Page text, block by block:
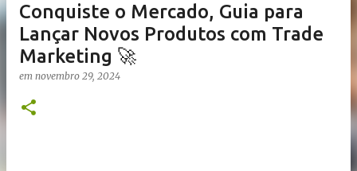
Conquiste o Mercado, Guia para
Lançar Novos Produtos com Trade
Marketing 🚀
em novembro 29, 2024